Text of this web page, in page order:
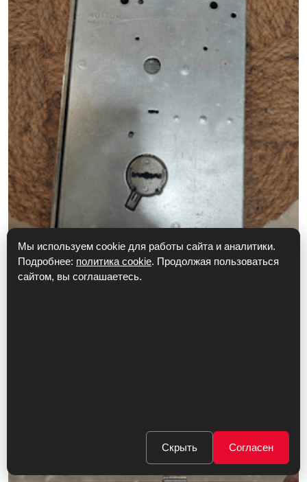
Мы используем cookie для работы сайта и аналитики.
Подробнее: политика cookie. Продолжая пользоваться
сайтом, вы соглашаетесь.
Скрыть Согласен